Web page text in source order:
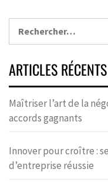
ARTICLES RÉCENTS
Maîtriser l’art de la
accords gagnants
Innover pour croître :
d’entreprise réussie